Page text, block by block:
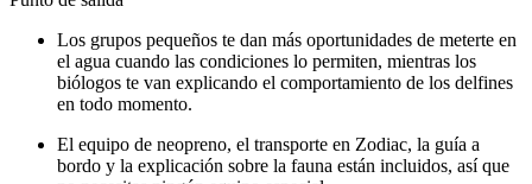
Los grupos pequeños te dan más oportunidades de meterte en
el agua cuando las condiciones lo permiten, mientras los
biólogos te van explicando el comportamiento de los delfines
en todo momento.
El equipo de neopreno, el transporte en Zodiac, la guía a
bordo y la explicación sobre la fauna están incluidos, así que